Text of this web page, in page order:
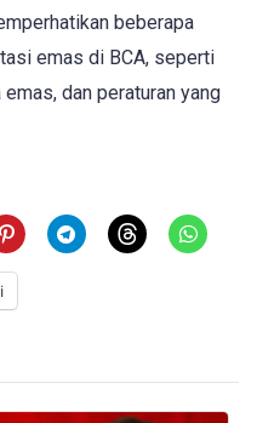
beberapa
emas di BCA, seperti
dan peraturan yang